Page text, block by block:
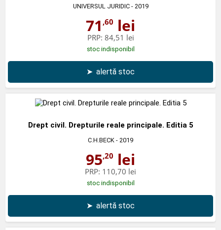
UNIVERSUL JURIDIC- 2019
71 ,60 lei
PRP: 84,51 lei
stoc indisponibil
➤ alertă stoc
Drept civil. Drepturile reale principale. Editia 5
C.H.BECK - 2019
95,20 lei
PRP: 110,70 lei
stoc indisponibil
➤ alertă stoc